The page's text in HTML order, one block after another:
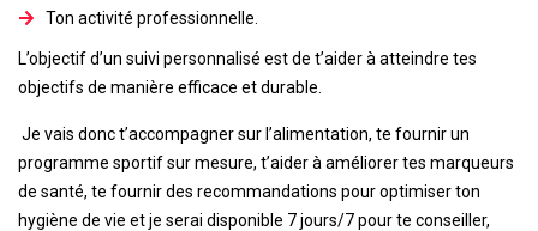
Ton activité professionnelle.
L’objectif d’un suivi personnalisé est de t’aider à atteindre tes
objectifs de manière efficace et durable.
Je vais donc t’accompagner sur l’alimentation, te fournir un
programme sportif sur mesure, t’aider à améliorer tes marqueurs
de santé, te fournir des recommandations pour optimiser ton
hygiène de vie et je serai disponible 7 jours/7 pour te conseiller,